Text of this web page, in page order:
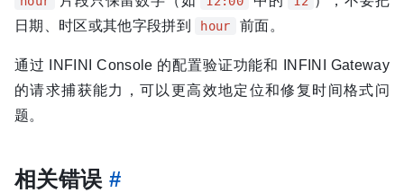
日期、时区或其他字段拼到
hour 前面。
通过 INFINI Console 的配置验证功能和 INFINI Gateway
的请求捕获能力，可以更高效地定位和修复时间格式问
题。
相关错误 #